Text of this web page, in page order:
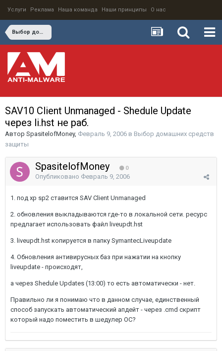
Услуги Реклама Наша команда Наши принципы О нас
Выбор домашних средств защиты
SAV10 Client Unmanaged - Shedule Update
через li.hst не раб.
Автор SpasitelofMoney, Февраль 9, 2006 в Выбор домашних средств
защиты
SpasitelofMoney 0
Опубликовано Февраль 9, 2006
1. под xp sp2 ставится SAV Client Unmanaged
2. обновления выкладываются где-то в локальной сети. ресурс
предлагает использовать файл liveupdt.hst
3. liveupdt.hst копируется в папку SymantecLiveupdate
4. Обновления антивирусных баз при нажатии на кнопку
liveupdate - происходят,
а через Shedule Updates (13:00) то есть автоматически - нет.
Правильно ли я понимаю что в данном случае, единственный
способ запускать автоматический апдейт - через .cmd скрипт
который надо поместить в шедулер ОС?